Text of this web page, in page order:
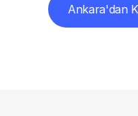
Ankara'dan